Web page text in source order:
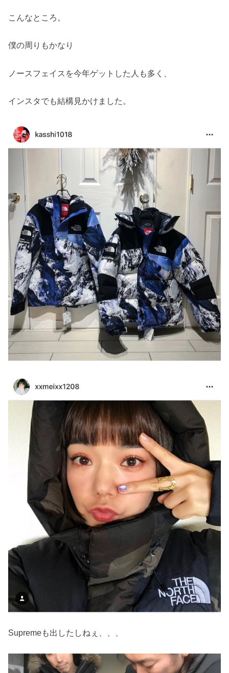
こんなところ。
僕の周りもかなり
ノースフェイスを今年ゲットした人も多く、
インスタでも結構見かけました。
Supremeも出したしねぇ、、、